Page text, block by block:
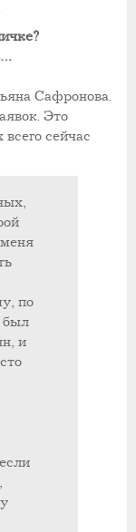
Сафронова.
Это
сейчас
по
был
и